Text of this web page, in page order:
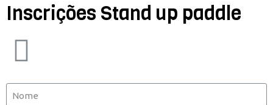
Inscrições Stand up paddle